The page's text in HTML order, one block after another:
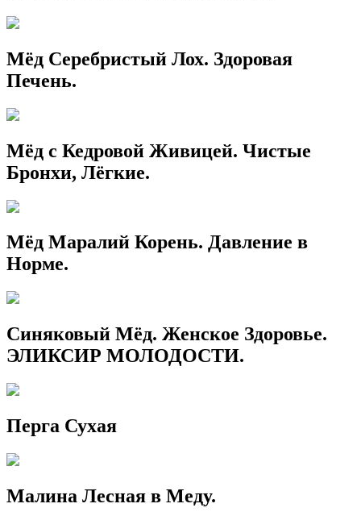
Мёд Серебристый Лох. Здоровая
Печень.
Мёд с Кедровой Живицей. Чистые
Бронхи, Лёгкие.
Мёд Маралий Корень. Давление в
Норме.
Синяковый Мёд. Женское Здоровье.
ЭЛИКСИР МОЛОДОСТИ.
Перга Сухая
Малина Лесная в Меду.